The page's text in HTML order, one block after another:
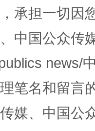
承担一切因
中国公众传
news/
笔名和留言
媒、中国公